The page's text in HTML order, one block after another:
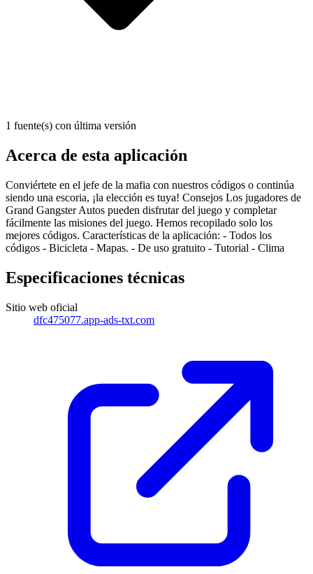
1 fuente(s) con última versión
Acerca de esta aplicación
Conviértete en el jefe de la mafia con nuestros códigos o continúa
siendo una escoria, ¡la elección es tuya! Consejos Los jugadores de
Grand Gangster Autos pueden disfrutar del juego y completar
fácilmente las misiones del juego. Hemos recopilado solo los
mejores códigos. Características de la aplicación: - Todos los
códigos - Bicicleta - Mapas. - De uso gratuito - Tutorial - Clima
Especificaciones técnicas
Sitio web oficial
dfc475077.app-ads-txt.com